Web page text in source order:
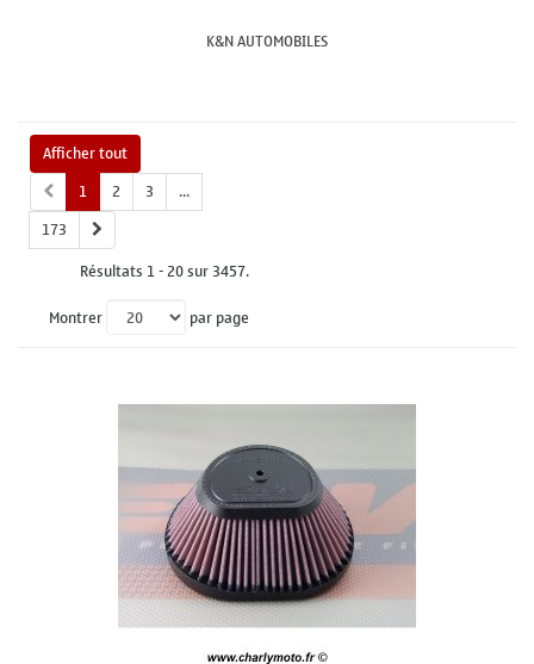
K&N AUTOMOBILES
Afficher tout
1
2 3
...
173
Résultats 1 - 20 sur 3457.
Montrer
par page